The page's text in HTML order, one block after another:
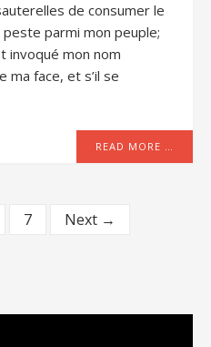
de consumer le
peste parmi mon peuple;
invoqué mon nom
ma face, et s’il se
READ MORE …
7 Next →